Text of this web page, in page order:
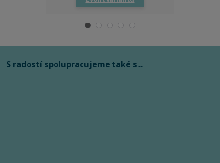
S radostí spolupracujeme také s...